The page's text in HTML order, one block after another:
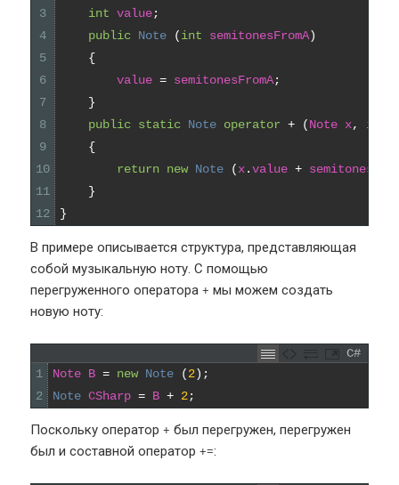
3
4
5
6
7
8
9
10
11
12
int value;
public Note (int semitonesFromA)
{
value = semitonesFromA;
}
public static Note operator + (Note x, int
{
return new Note (x.value + semitones
}
}
В примере описывается структура, представляющая
собой музыкальную ноту. С помощью
перегруженного оператора+ мы можем создать
новую ноту:
C#
1
2
Note B = new Note (2) ;
Note CSharp = B + 2;
Поскольку оператор+ был перегружен, перегружен
был и составной оператор+=: